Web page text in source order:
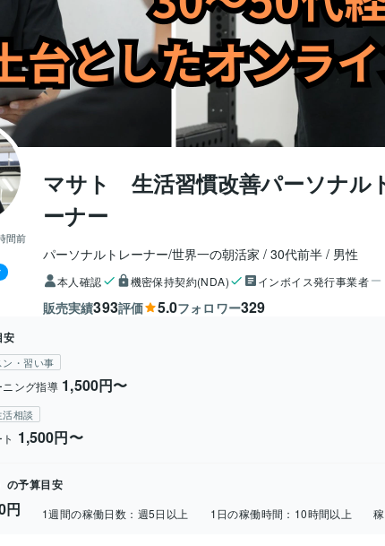
間前
マサト 生活習慣改善パーソナル
ーナー
パーソナルトレーナー/世界一の朝活家 30代前半 男性
本人確認 機密保持契約(NDA) インボイス発行事業者
販売実績393評価 5.0フォロワー329
安
・習い事
ング指導 1,500円〜
相談
1,500円〜
の予算目安
円 1週間の稼働日数： 週5日以上 1日の稼働時間： 10時間以上